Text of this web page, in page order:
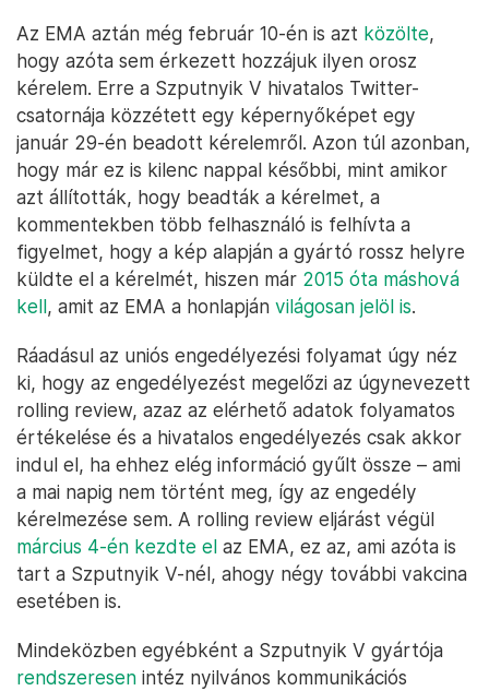
Az EMA aztán még február 10-én is azt közölte,
hogy azóta sem érkezett hozzájuk ilyen orosz
kérelem. Erre a Szputnyik V hivatalos Twitter-
csatornája közzétett egy képernyőképet egy
január 29-én beadott kérelemről. Azon túl azonban,
hogy már ez is kilenc nappal későbbi, mint amikor
azt állították, hogy beadták a kérelmet, a
kommentekben több felhasználó is felhívta a
figyelmet, hogy a kép alapján a gyártó rossz helyre
küldte el a kérelmét, hiszen már 2015 óta máshová
kell, amit az EMA a honlapján világosan jelöl is.
Ráadásul az uniós engedélyezési folyamat úgy néz
ki, hogy az engedélyezést megelőzi az úgynevezett
rolling review, azaz az elérhető adatok folyamatos
értékelése és a hivatalos engedélyezés csak akkor
indul el, ha ehhez elég információ gyűlt össze – ami
a mai napig nem történt meg, így az engedély
kérelmezése sem. A rolling review eljárást végül
március 4-én kezdte el az EMA, ez az, ami azóta is
tart a Szputnyik V-nél, ahogy négy további vakcina
esetében is.
Mindeközben egyébként a Szputnyik V gyártója
rendszeresen intéz nyilvános kommunikációs